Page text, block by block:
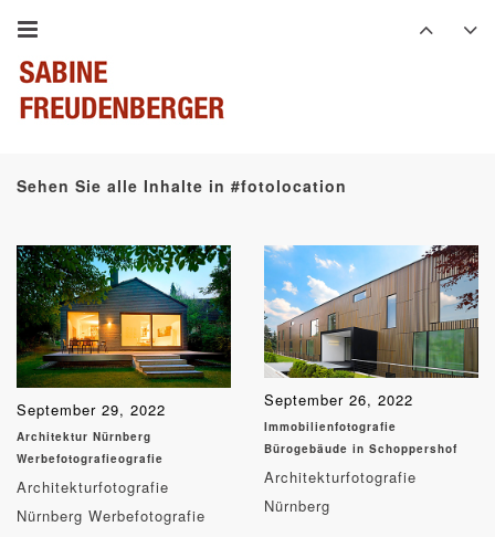
Sehen Sie alle Inhalte in #fotolocation
September 29, 2022
Architektur Nürnberg
Werbefotografieografie
Architekturfotografie
Nürnberg Werbefotografie
September 26, 2022
Immobilienfotografie
Bürogebäude in Schoppershof
Architekturfotografie
Nürnberg